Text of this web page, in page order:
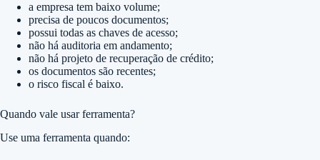
a empresa tem baixo volume;
precisa de poucos documentos;
possui todas as chaves de acesso;
não há auditoria em andamento;
não há projeto de recuperação de crédito;
os documentos são recentes;
o risco fiscal é baixo.
Quando vale usar ferramenta?
Use uma ferramenta quando: